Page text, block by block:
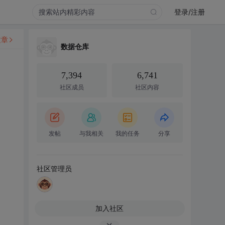
登录/注册
数据仓库
7,394
社区成员
6,741
社区内容
发帖 与我相关 我的任务 分享
社区管理员
加入社区